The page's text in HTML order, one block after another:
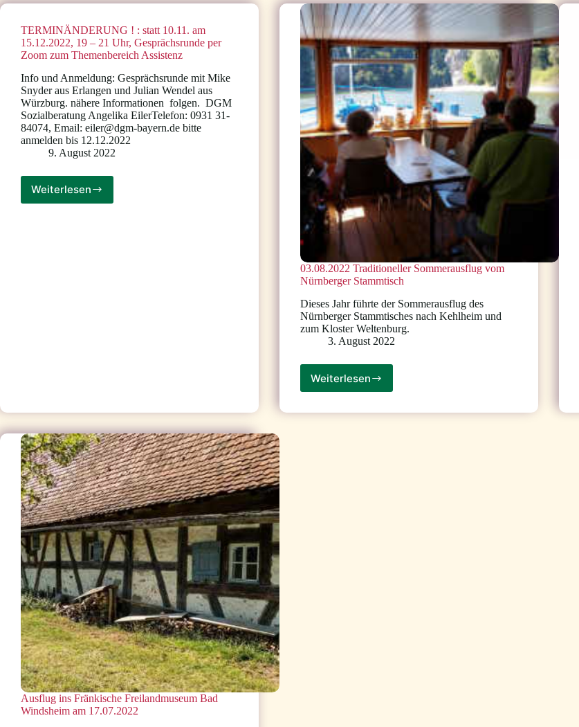
am
05.10.2022
TERMINÄNDERUNG ! : statt 10.11. am
15.12.2022, 19 – 21 Uhr, Gesprächsrunde per
Zoom zum Themenbereich Assistenz
Info und Anmeldung: Gesprächsrunde mit Mike
Snyder aus Erlangen und Julian Wendel aus
Würzburg. nähere Informationen folgen. DGM
Sozialberatung Angelika EilerTelefon: 0931 31-
84074, Email: eiler@dgm-bayern.de bitte
anmelden bis 12.12.2022
9. August 2022
WeiterlesenTERMINÄNDERUNG
03.08.2022 Traditioneller Sommerausflug vom
Nürnberger Stammtisch
Dieses Jahr führte der Sommerausflug des
Nürnberger Stammtisches nach Kehlheim und
zum Kloster Weltenburg.
3. August 2022
Weiterlesen03.08.2022
Sommerausflug
Ausflug ins Fränkische Freilandmuseum Bad
Windsheim am 17.07.2022